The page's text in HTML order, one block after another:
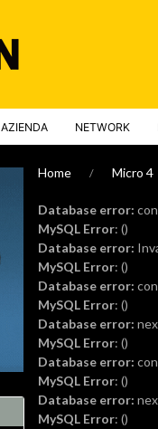
AZIENDA NETWORK
Home Micro 4
Database error:
MySQL Error: ()
Database error:
MySQL Error: ()
Database error:
MySQL Error: ()
Database error:
MySQL Error: ()
Database error:
MySQL Error: ()
Database error:
MySQL Error: ()